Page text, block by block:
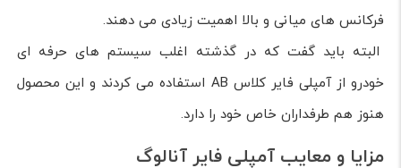
فرکانس های میانی و بالا اهمیت زیادی می دهند.
البته باید گفت که در گذشته اغلب سیستم های حرفه ای
خودرو از آمپلی فایر کلاس AB استفاده می کردند و این محصول
هنوز هم طرفداران خاص خود را دارد.
مزایا و معایب آمپلی فایر آنالوگ